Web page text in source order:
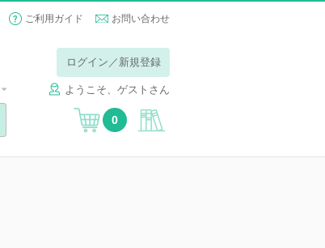
ご利用ガイド お問い合わせ
ログイン／新規登録
ようこそ、ゲストさん
0